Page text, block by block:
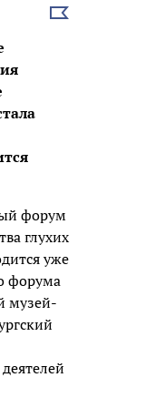
Выбрать
форум
глухих
уже
форума
музей-